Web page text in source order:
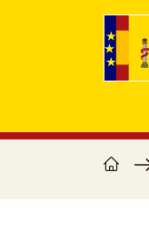
Pasar al contenido
Ruta
home